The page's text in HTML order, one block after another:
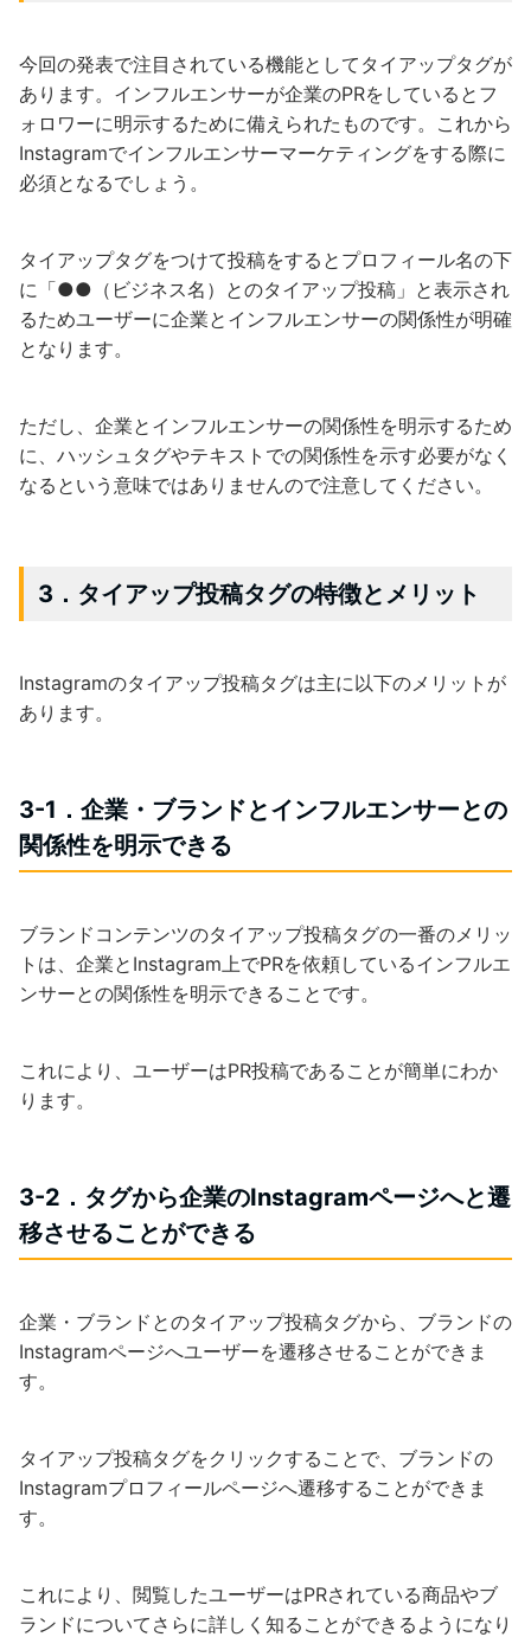
今回の発表で注目されている機能としてタイアップタグが
あります。インフルエンサーが企業のPRをしているとフ
ォロワーに明示するために備えられたものです。これから
Instagramでインフルエンサーマーケティングをする際に
必須となるでしょう。
タイアップタグをつけて投稿をするとプロフィール名の下
に「●●（ビジネス名）とのタイアップ投稿」と表示され
るためユーザーに企業とインフルエンサーの関係性が明確
となります。
ただし、企業とインフルエンサーの関係性を明示するため
に、ハッシュタグやテキストでの関係性を示す必要がなく
なるという意味ではありませんので注意してください。
3．タイアップ投稿タグの特徴とメリット
Instagramのタイアップ投稿タグは主に以下のメリットが
あります。
3-1．企業・ブランドとインフルエンサーとの
関係性を明示できる
ブランドコンテンツのタイアップ投稿タグの一番のメリッ
トは、企業とInstagram上でPRを依頼しているインフルエ
ンサーとの関係性を明示できることです。
これにより、ユーザーはPR投稿であることが簡単にわか
ります。
3-2．タグから企業のInstagramページへと遷
移させることができる
企業・ブランドとのタイアップ投稿タグから、ブランドの
Instagramページへユーザーを遷移させることができま
す。
タイアップ投稿タグをクリックすることで、ブランドの
Instagramプロフィールページへ遷移することができま
す。
これにより、閲覧したユーザーはPRされている商品やブ
ランドについてさらに詳しく知ることができるようになり